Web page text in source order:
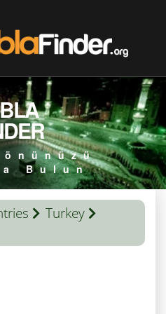
Bulun
Turkey